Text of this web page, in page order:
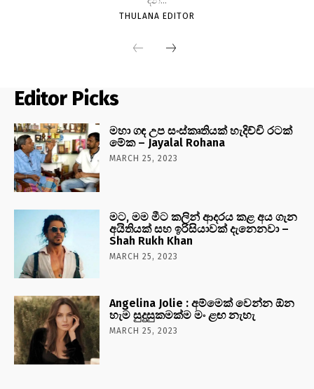
THULANA EDITOR
Editor Picks
මහා ගඳ උප සංස්කෘතියක් හැදිච්චි රටක්
මේක – Jayalal Rohana
MARCH 25, 2023
මට, මම මීට කලින් ආදරය කළ අය ගැන
අයිතියක් සහ ඉරිසියාවක් දැනෙනවා –
Shah Rukh Khan
MARCH 25, 2023
Angelina Jolie : අම්මෙක් වෙන්න ඕන
හැම සුදුසුකමක්ම මං ළඟ නැහැ
MARCH 25, 2023